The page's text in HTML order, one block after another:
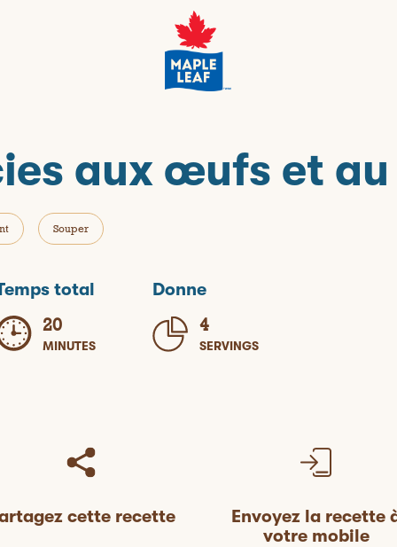
aux œufs et
Souper
total
20
MINUTES
Donne
4
SERVINGS
cette recette
Envoyez la recette
votre mobile